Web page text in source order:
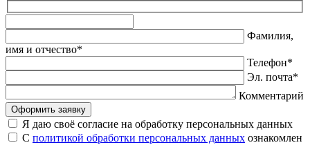
это
поле
пустым.
Фамилия,
имя и отчество*
Телефон*
Эл. почта*
Комментарий
Я даю своё согласие на обработку персональных данных
С политикой обработки персональных данных ознакомлен